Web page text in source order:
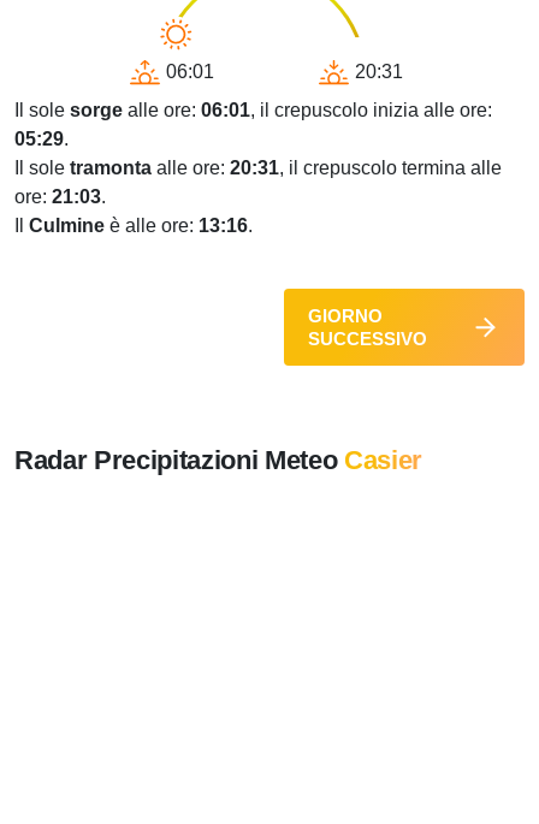
06:01
20:31
Il sole sorge alle ore: 06:01, il crepuscolo inizia alle ore:
05:29.
Il sole tramonta alle ore: 20:31, il crepuscolo termina alle
ore: 21:03.
Culmine è alle ore: 13:16.
GIORNO
SUCCESSIVO
Radar Precipitazioni Meteo Casier